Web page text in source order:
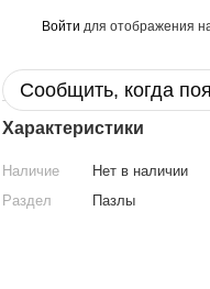
Войти для отображения
Сообщить, когда
Характеристики
Наличие
Нет в наличии
Раздел
Пазлы